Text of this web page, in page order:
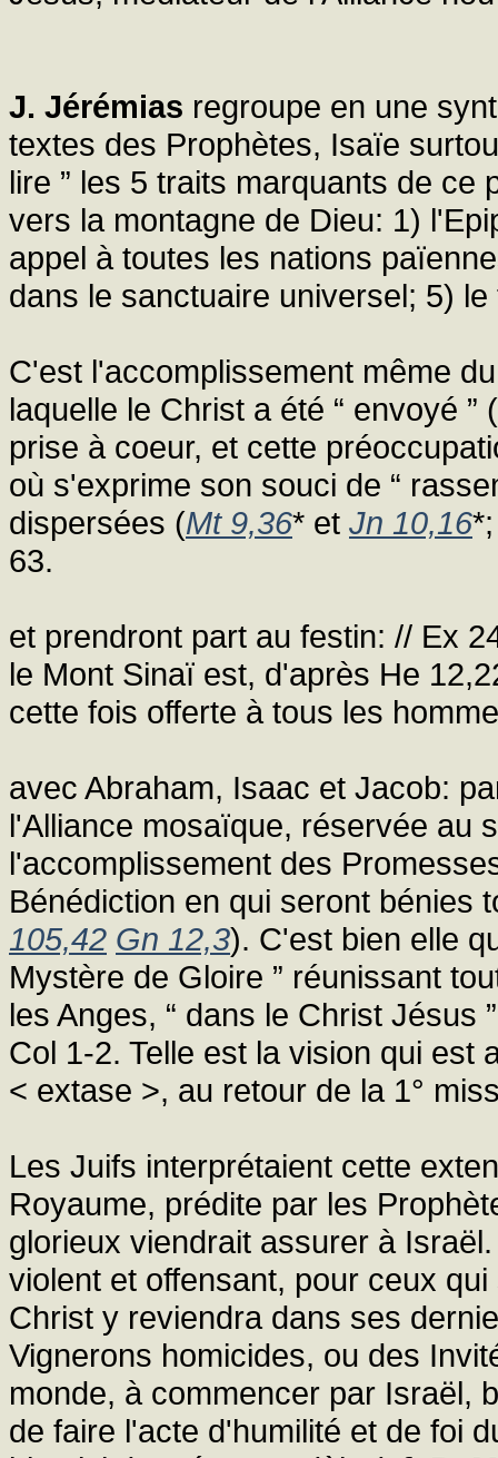
J. Jérémias regroupe en une
textes des Prophètes, Isaïe
lire ” les 5 traits marquants de ce
vers la montagne de Dieu: 1)
appel à toutes les nations
dans le sanctuaire universel; 5)
C'est l'accomplissement même
laquelle le Christ a été “ envoyé ” (
prise à coeur, et cette
où s'exprime son souci de “
dispersées (Mt 9,36* et Jn 10,16
63.
et prendront part au festin: // Ex
le Mont Sinaï est, d'après He
cette fois offerte à tous les
avec Abraham, Isaac et Jacob:
l'Alliance mosaïque, réservée au
l'accomplissement des
Bénédiction en qui seront bénies
105,42 Gn 12,3). C'est bien elle
Mystère de Gloire ” réunissant
les Anges, “ dans le Christ Jésus
Col 1-2. Telle est la vision qui est
< extase >, au retour de la 1°
Les Juifs interprétaient cette
Royaume, prédite par les
glorieux viendrait assurer à
violent et offensant, pour ceux
Christ y reviendra dans ses
Vignerons homicides, ou des
monde, à commencer par Israël,
de faire l'acte d'humilité et de foi